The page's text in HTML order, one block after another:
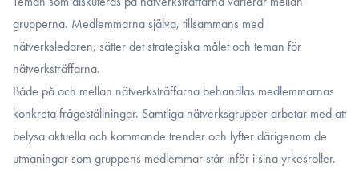
grupperna. Medlemmarna själva, tillsammans med
nätverksledaren, sätter det strategiska målet och teman för
nätverksträffarna.
Både på och mellan nätverksträffarna behandlas medlemmarnas
konkreta frågeställningar. Samtliga nätverksgrupper arbetar med att
belysa aktuella och kommande trender och lyfter därigenom de
utmaningar som gruppens medlemmar står inför i sina yrkesroller.